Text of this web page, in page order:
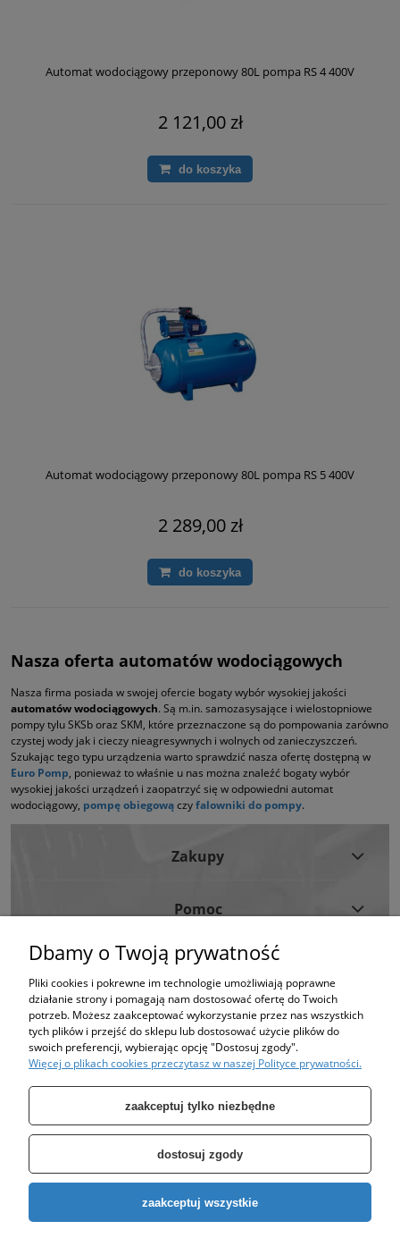
Automat wodociągowy przeponowy 80L pompa RS 4 400V
2 121,00 zł
do koszyka
Automat wodociągowy przeponowy 80L pompa RS 5 400V
2 289,00 zł
do koszyka
Nasza oferta automatów wodociągowych
Nasza firma posiada w swojej ofercie bogaty wybór wysokiej jakości
automatów wodociągowych. Są m.in. samozasysające i wielostopniowe
pompy tylu SKSb oraz SKM, które przeznaczone są do pompowania zarówno
czystej wody jak i cieczy nieagresywnych i wolnych od zanieczyszczeń.
Szukając tego typu urządzenia warto sprawdzić nasza ofertę dostępną w
Euro Pomp, ponieważ to właśnie u nas można znaleźć bogaty wybór
wysokiej jakości urządzeń i zaopatrzyć się w odpowiedni automat
wodociągowy, pompę obiegowączyfalowniki do pompy.
Zakupy
Pomoc
Moje Konto
Informacje
Strona korzysta z plików cookies w celu realizacji usług i zgodnie z Polityką
Plików Cookies.
Możesz określić warunki przechowywania lub dostępu do plików cookies w
Twojej przeglądarce. (polityka prywatności)
Specjalizujemy się w sprzedaży pomp oraz zbiorników takich jak: zbiornik
Dbamy o Twoją prywatność
Pliki cookies i pokrewne im technologie umożliwiają poprawne
działanie strony i pomagają nam dostosować ofertę do Twoich
potrzeb. Możesz zaakceptować wykorzystanie przez nas wszystkich
tych plików i przejść do sklepu lub dostosować użycie plików do
swoich preferencji, wybierając opcję "Dostosuj zgody".
Więcej o plikach cookies przeczytasz w naszej Polityce prywatności.
zaakceptuj tylko niezbędne
dostosuj zgody
zaakceptuj wszystkie